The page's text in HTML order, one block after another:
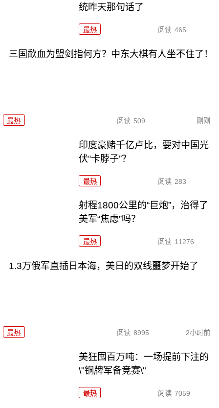
统昨天那句话了
最热 阅读 465
三国歃血为盟剑指何方？中东大棋有人坐不住了！
最热 阅读 509 刚刚
印度豪赌千亿卢比，要对中国光
伏“卡脖子”？
最热 阅读 283
射程1800公里的“巨炮”，治得了
美军“焦虑”吗？
最热 阅读 11276
1.3万俄军直插日本海，美日的双线噩梦开始了
最热 阅读 8995 2小时前
美狂囤百万吨：一场提前下注的
\"铜牌军备竞赛\"
最热 阅读 7059